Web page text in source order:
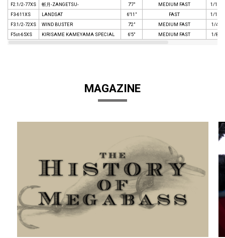
F2.1/2-77XS
斬月-ZANGETSU- 7'7" MEDIUM FAST
1/16 -
F3-611XS
LANDSAT 6'11" FAST
1/16 -
F3.1/2-72XS
WIND BUSTER 7'2" MEDIUM FAST
1/4 -
F5st-65XS
KIRISAME KAMEYAMA SPECIAL 6'5" MEDIUM FAST 1/8 -
MAGAZINE